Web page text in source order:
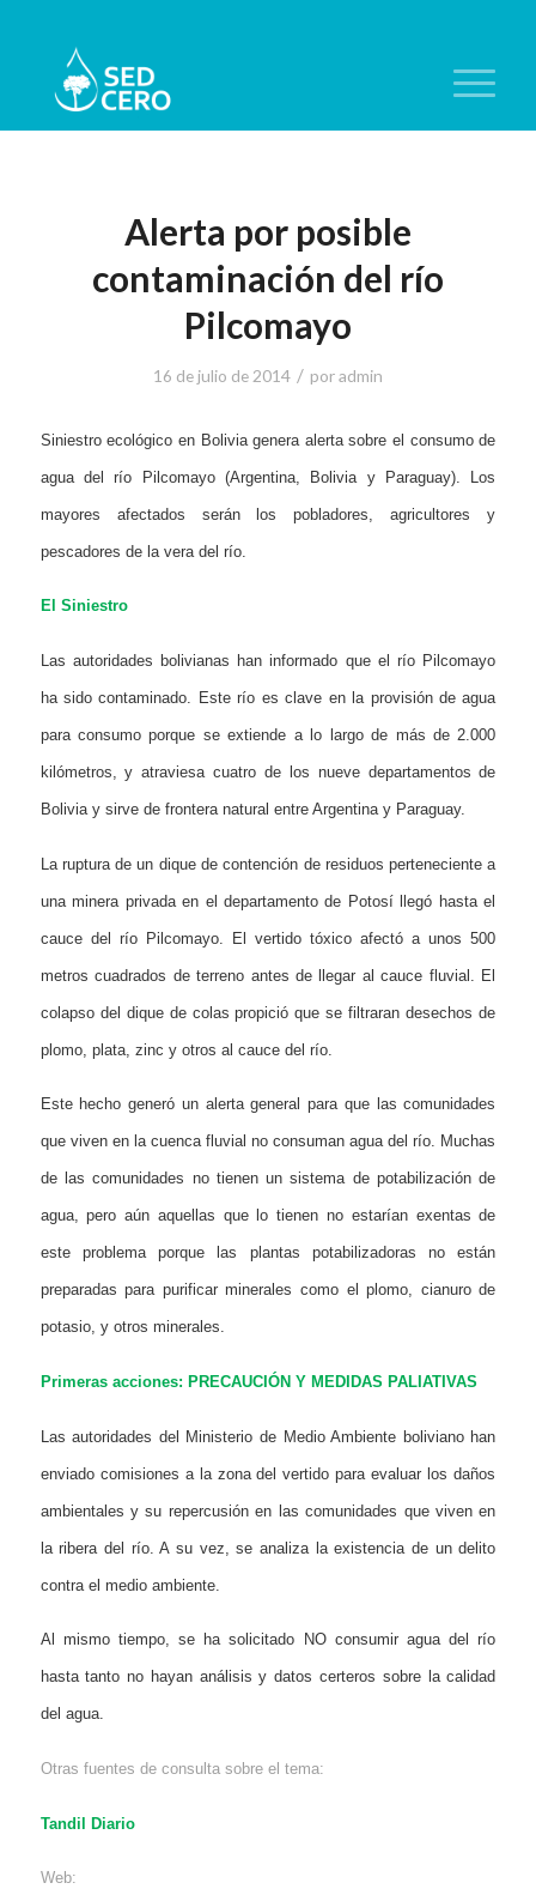
Alerta por posible
contaminación del río
Pilcomayo
16 de julio de 2014 / poradmin
Siniestro ecológico en Bolivia genera alerta sobre el consumo de
agua del río Pilcomayo (Argentina, Bolivia y Paraguay). Los
mayores afectados serán los pobladores, agricultores y
pescadores de la vera del río.
El Siniestro
Las autoridades bolivianas han informado que el río Pilcomayo
ha sido contaminado. Esterío es clave en la provisión de agua
para consumo porque se extiende a lo largo de más de 2.000
kilómetros, yatraviesa cuatro de los nueve departamentos de
Boliviay sirve de frontera natural entre Argentina y Paraguay.
La ruptura de un dique de contención de residuos perteneciente a
una minera privada en el departamento de Potosí llegó hasta el
cauce del río Pilcomayo. El vertido tóxico afectó a unos 500
metros cuadrados de terreno antes de llegar al cauce fluvial. El
colapso del dique de colas propició que se filtraran desechos de
plomo, plata, zinc y otros al cauce del río.
Este hecho generó un alerta general para que las comunidades
que viven en la cuenca fluvial no consuman agua del río. Muchas
de las comunidades no tienen un sistema de potabilización de
agua, pero aún aquellas que lo tienen no estarían exentas de
este problema porque las plantas potabilizadoras no están
preparadas para purificar minerales como el plomo, cianuro de
potasio, y otros minerales.
Primeras acciones: PRECAUCIÓN Y MEDIDAS PALIATIVAS
Las autoridades del Ministerio de Medio Ambiente boliviano han
enviado comisiones a la zona del vertido para evaluar los daños
ambientales y su repercusión en las comunidades que viven en
la ribera del río. A su vez, se analiza la existencia de un delito
contra el medio ambiente.
Al mismo tiempo, se ha solicitado NO consumir agua del río
hasta tanto no hayan análisis y datos certeros sobre la calidad
del agua.
Otras fuentes de consulta sobre el tema:
Tandil Diario
Web: